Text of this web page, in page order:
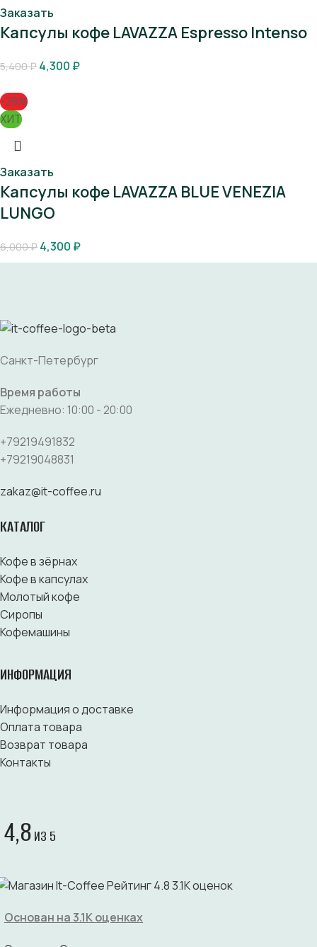
Заказать
Капсулы кофе LAVAZZA Espresso Intenso
5,400₽ 4,300 ₽
-28%
ХИТ
Заказать
Капсулы кофе LAVAZZA BLUE VENEZIA
LUNGO
6,000₽ 4,300 ₽
Санкт-Петербург
Время работы
Ежедневно: 10:00 - 20:00
+79219491832
+79219048831
zakaz@it-coffee.ru
КАТАЛОГ
Кофе в зёрнах
Кофе в капсулах
Молотый кофе
Сиропы
Кофемашины
ИНФОРМАЦИЯ
Информация о доставке
Оплата товара
Возврат товара
Контакты
4,8ИЗ 5
Основан на 3.1K оценках